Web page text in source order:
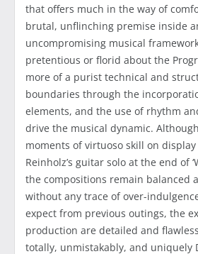
that offers much in the way of
brutal, unflinching premise inside
uncompromising musical
pretentious or florid about the
more of a purist technical and
boundaries through the
elements, and the use of rhythm
drive the musical dynamic.
moments of virtuoso skill on display
Reinholz’s guitar solo at the end of
the compositions remain balanced
without any trace of over-
expect from previous outings, the
production are detailed and
totally, unmistakably, and uniquely